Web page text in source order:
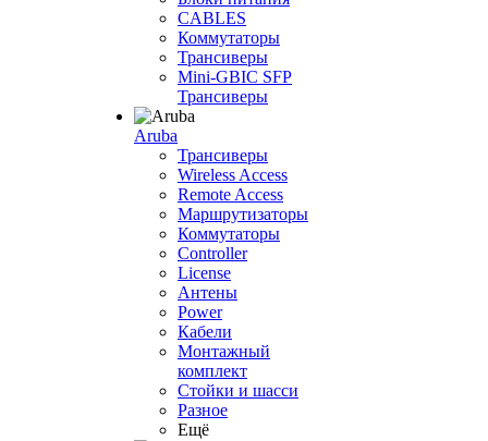
CABLES
Коммутаторы
Трансиверы
Mini-GBIC SFP
Трансиверы
Aruba
Трансиверы
Wireless Access
Remote Access
Маршрутизаторы
Коммутаторы
Controller
License
Антены
Power
Кабели
Монтажный
комплект
Стойки и шасси
Разное
Ещё